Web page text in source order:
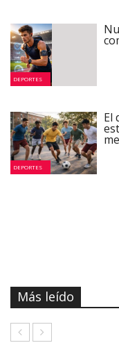
DEPORTES
DEPORTES
El
Más leído